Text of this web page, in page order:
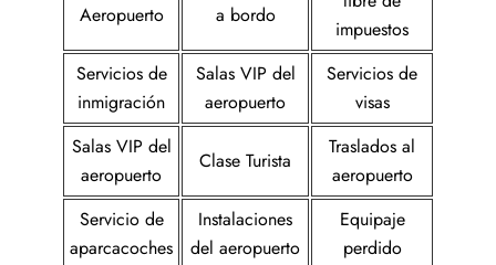
Aeropuerto a bordo
impuestos
Servicios de
inmigración
Salas VIP del
aeropuerto
Servicios de
visas
Salas VIP del
aeropuerto
Clase Turista
Traslados al
aeropuerto
Servicio de
aparcacoches
Instalaciones
del aeropuerto
Equipaje
perdido